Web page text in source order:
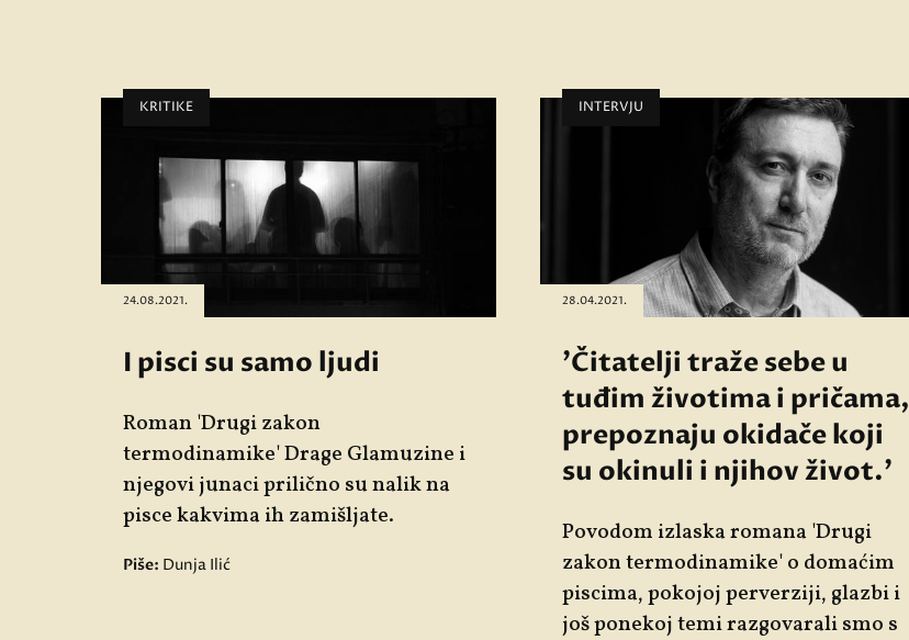
KRITIKE
24.08.2021.
I pisci su samo ljudi
Roman 'Drugi zakon
termodinamike'Drage Glamuzine i
njegovi junaci prilično su nalik na
pisce kakvima ih zamišljate.
Piše: Dunja Ilić
INTERVJU
28.04.2021.
'Čitatelji traže sebe u
tuđim životima i pričama,
prepoznaju okidače koji
su okinuli i njihov život.'
Povodom izlaska romana 'Drugi
zakon termodinamike' o domaćim
piscima, pokojoj perverziji, glazbi i
još ponekoj temi razgovarali smo s